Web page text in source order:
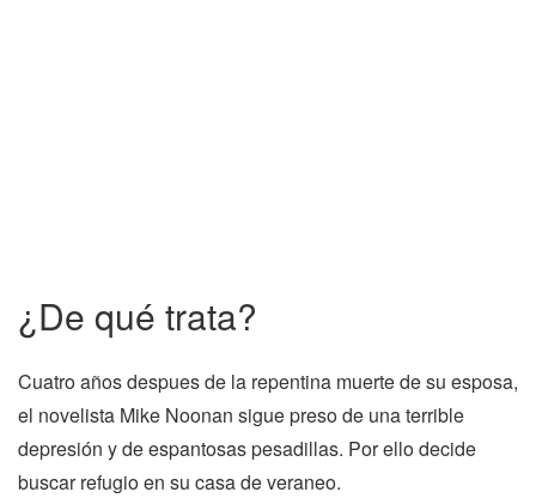
¿De qué trata?
Cuatro años despues de la repentina muerte de su esposa,
el novelista Mike Noonan sigue preso de una terrible
depresión y de espantosas pesadillas. Por ello decide
buscar refugio en su casa de veraneo.